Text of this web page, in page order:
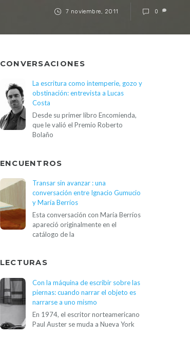
7 noviembre, 2011 0
CONVERSACIONES
La escritura como intemperie, gozo y
obstinación: entrevista a Lucas
Costa
Desde su primer libro Encomienda,
que le valió el Premio Roberto
Bolaño
ENCUENTROS
Transar sin avanzar : una
conversación entre Ignacio Gumucio
y María Berríos
Esta conversación con María Berríos
apareció originalmente en el
catálogo de la
LECTURAS
Con la máquina de escribir sobre las
piernas: cuando narrar el objeto es
narrarse a uno mismo
En 1974, el escritor norteamericano
Paul Auster se muda a Nueva York